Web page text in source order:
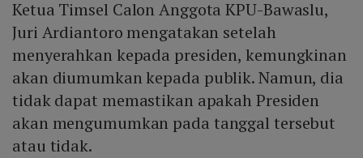
Ketua Timsel Calon Anggota KPU-Bawaslu,
Juri Ardiantoro mengatakan setelah
menyerahkan kepada presiden, kemungkinan
akan diumumkan kepada publik. Namun, dia
tidak dapat memastikan apakah Presiden
akan mengumumkan pada tanggal tersebut
atau tidak.